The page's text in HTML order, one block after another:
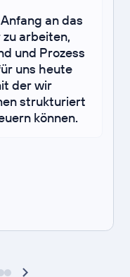
an das
arbeiten,
und Prozess
uns heute
der wir
strukturiert
können.